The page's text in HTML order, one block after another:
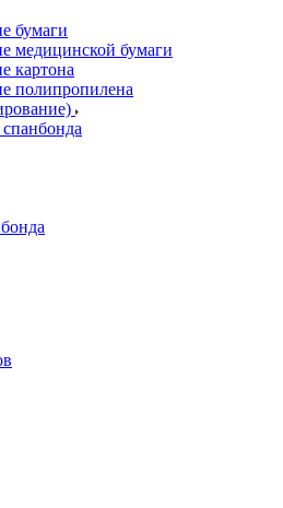
бумаги
медицинской бумаги
картона
полипропилена